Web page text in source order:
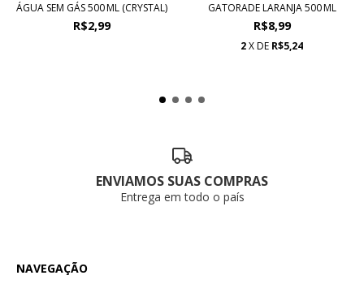
ÁGUA SEM GÁS 500 ML (CRYSTAL)
R$2,99
GATORADE LARANJA 500 ML
R$8,99
2X DE R$5,24
ENVIAMOS SUAS COMPRAS
Entrega em todo o país
NAVEGAÇÃO